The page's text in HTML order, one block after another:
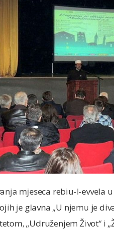
mjeseca rebiu-l-evvela
je glavna „U njemu je
„Udruženjem Život“ i